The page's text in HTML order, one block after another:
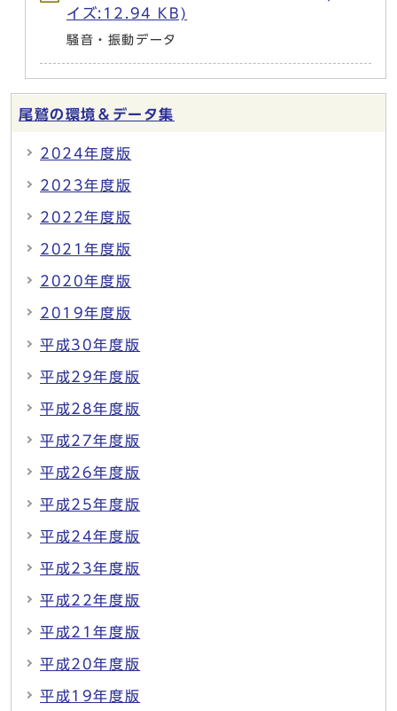
イズ:12.94 KB)
騒音・振動データ
尾鷲の環境＆データ集
2024年度版
2023年度版
2022年度版
2021年度版
2020年度版
2019年度版
平成30年度版
平成29年度版
平成28年度版
平成27年度版
平成26年度版
平成25年度版
平成24年度版
平成23年度版
平成22年度版
平成21年度版
平成20年度版
平成19年度版